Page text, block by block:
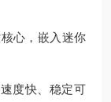
心，嵌入迷你
度快、稳定可